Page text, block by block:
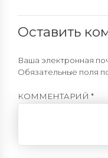
Оставить
Ваша электронная
Обязательные поля
КОММЕНТАРИЙ *